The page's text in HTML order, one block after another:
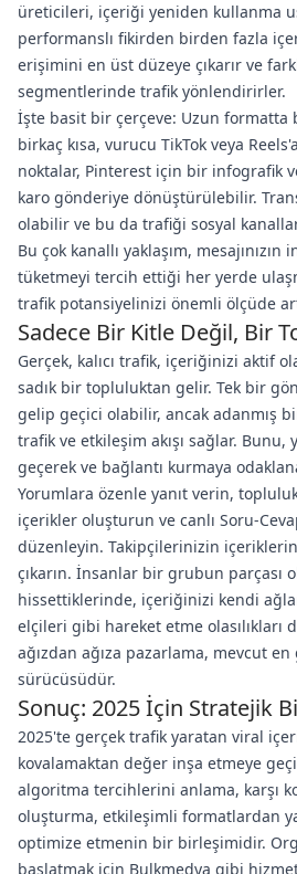
üreticileri, içeriği yeniden kullanma
performanslı fikirden birden fazla
erişimini en üst düzeye çıkarır ve
segmentlerinde trafik yönlendirirler.
İşte basit bir çerçeve: Uzun formatta
birkaç kısa, vurucu TikTok veya
noktalar, Pinterest için bir infografik
karo gönderiye dönüştürülebilir.
olabilir ve bu da trafiği sosyal
Bu çok kanallı yaklaşım, mesajınızın
tüketmeyi tercih ettiği her yerde
trafik potansiyelinizi önemli ölçüde
Sadece Bir Kitle Değil, Bir
Gerçek, kalıcı trafik, içeriğinizi aktif
sadık bir topluluktan gelir. Tek bir
gelip geçici olabilir, ancak adanmış
trafik ve etkileşim akışı sağlar. Bunu,
geçerek ve bağlantı kurmaya
Yorumlara özenle yanıt verin,
içerikler oluşturun ve canlı Soru-
düzenleyin. Takipçilerinizin
çıkarın. İnsanlar bir grubun parçası
hissettiklerinde, içeriğinizi kendi
elçileri gibi hareket etme olasılıkları
ağızdan ağıza pazarlama, mevcut
sürücüsüdür.
Sonuç: 2025 İçin Stratejik
2025'te gerçek trafik yaratan viral
kovalamaktan değer inşa etmeye
algoritma tercihlerini anlama, karşı
oluşturma, etkileşimli formatlardan
optimize etmenin bir birleşimidir.
başlatmak için Bulkmedya gibi